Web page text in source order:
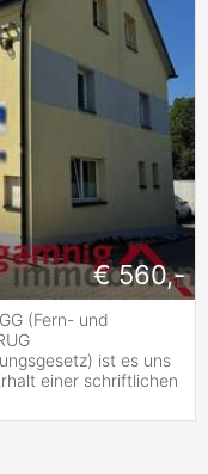
€ 560,-
(Fern- und
ist es uns
einer schriftlichen